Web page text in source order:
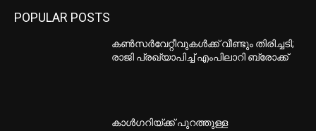
POPULAR POSTS
കണ്‍സര്‍വേറ്റീവുകള്‍ക്ക് വീണ്ടും തിരിച്ചടി;
രാജി പ്രഖ്യാപിച്ച് എംപിലാറി ബ്രോക്ക്
കാൾഗറിയ്ക്ക് പുറത്തുള്ള